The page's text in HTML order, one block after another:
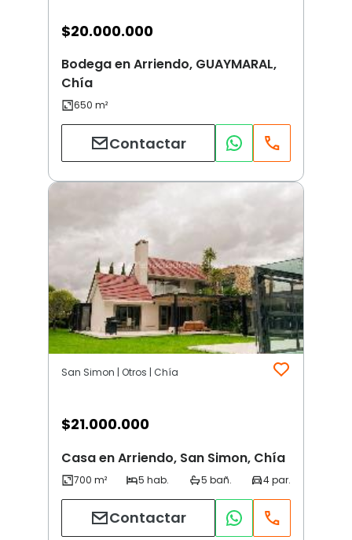
$20.000.000
Bodega en Arriendo, GUAYMARAL,
Chía
Contactar
San Simon | Otros | Chía
$21.000.000
Casa en Arriendo, San Simon, Chía
Contactar